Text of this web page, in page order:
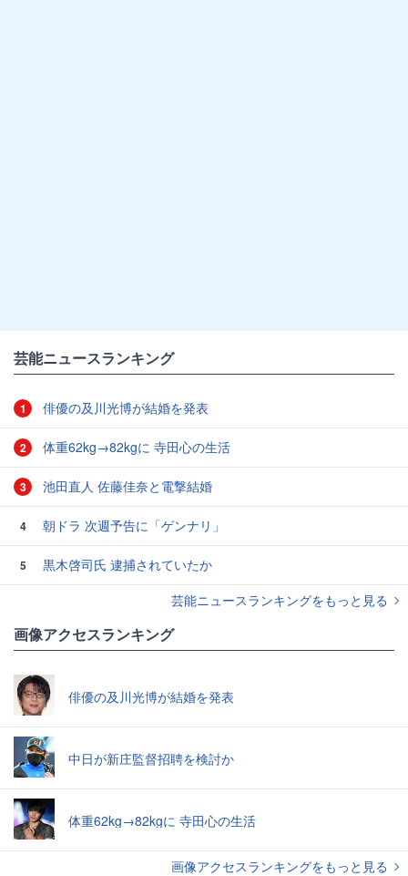
芸能ニュースランキング
1 俳優の及川光博が結婚を発表
2 体重62kg→82kgに 寺田心の生活
3 池田直人 佐藤佳奈と電撃結婚
4 朝ドラ 次週予告に「ゲンナリ」
5
黒木啓司氏 逮捕されていたか
芸能ニュースランキングをもっと見る
画像アクセスランキング
俳優の及川光博が結婚を発表
中日が新庄監督招聘を検討か
体重62kg→82kgに 寺田心の生活
画像アクセスランキングをもっと見る